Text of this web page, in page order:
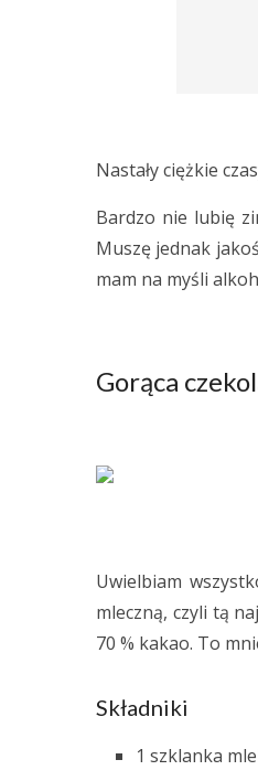
Nastały ciężkie
Bardzo nie lubię
Muszę jednak
mam na myśli
Gorąca
Uwielbiam
mleczną, czyli tą
70 % kakao. To
Składniki
1 szklanka